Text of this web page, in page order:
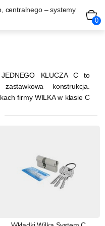
0
KLUCZA C to
konstrukcja.
firmy WILKA w klasie C
skutkuje bardzo wysoką
antyrozwierceniowe
C. Możliwe